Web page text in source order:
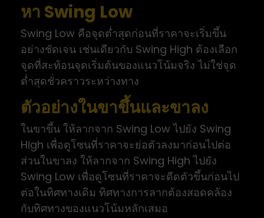
หา Swing Low
Swing Low คือจุดต่ำสุดก่อนที่ราคาจะเริ่มขึ้น
อย่างชัดเจน เช่นเดียวกับ Swing High ต้องเลือก
จุดที่สะท้อนจุดเริ่มต้นของแนวโน้มจริง ไม่ใช่จุด
ต่ำสุดชั่วคราวระหว่างทาง
ตัวอย่างในขาขึ้นและขาลง
ในขาขึ้น ให้ลากจาก Swing Low ไปยัง Swing
High เพื่อดูโซนที่ราคาจะย่อตัวลงมาก่อนไปต่อ
ส่วนในขาลง ให้ลากจาก Swing High ไปยัง
Swing Low เพื่อดูโซนที่ราคาจะดีดตัวขึ้นก่อนไป
ต่อในทิศทางเดิม ทิศทางการลากต้องสอดคล้อง
กับทิศทางของแนวโน้มหลักเสมอ